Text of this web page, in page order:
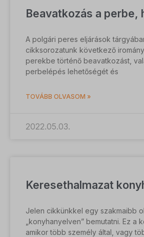
Beavatkozás a perbe,
A polgári peres eljárások
cikksorozatunk következő
perekbe történő beavatkozást,
perbelépés lehetőségét és
TOVÁBB OLVASOM »
2022.05.03.
Keresethalmazat
Jelen cikkünkkel egy szakmaibb
„konyhanyelven” bemutatni. Ez a
amikor több személy által, vagy
_gcl_aw
_gcl_gs
vagy amelyeket nem kategorizáltak.
_dd_s
amp_*
ph_*_posthog
SLO_wptGlobTipTmp
ssm_au_c